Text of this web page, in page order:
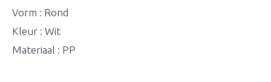
Vorm : Rond
Kleur : Wit
Materiaal : PP